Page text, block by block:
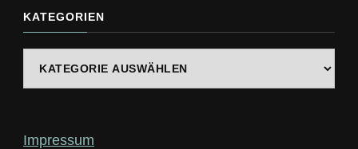
etwas?
KATEGORIEN
Impressum